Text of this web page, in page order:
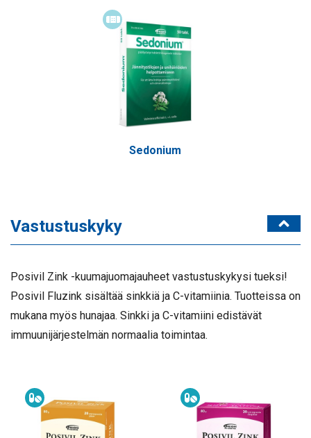
Itsehoitolääke
Sedonium
Vastustuskyky
Posivil Zink -kuumajuomajauheet vastustuskykysi tueksi!
Posivil Fluzink sisältää sinkkiä ja C-vitamiinia. Tuotteissa on
mukana myös hunajaa. Sinkki ja C-vitamiini edistävät
immuunijärjestelmän normaalia toimintaa.
Ravintolisä Ravintolisä